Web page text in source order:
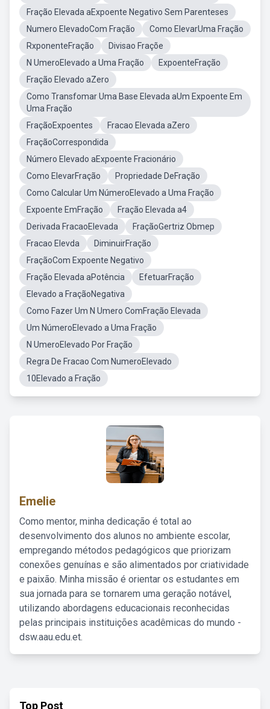
Fração Elevada aExpoente Negativo Sem Parenteses
Numero ElevadoCom Fração
Como ElevarUma Fração
RxponenteFração
Divisao Fraçõe
N UmeroElevado a Uma Fração
ExpoenteFração
Fração Elevado aZero
Como Transfomar Uma Base Elevada aUm Expoente Em
Uma Fração
FraçãoExpoentes
Fracao Elevada aZero
FraçãoCorrespondida
Número Elevado aExpoente Fracionário
Como ElevarFração
Propriedade DeFração
Como Calcular Um NúmeroElevado a Uma Fração
Expoente EmFração
Fração Elevada a4
Derivada FracaoElevada
FraçãoGertriz Obmep
Fracao Elevda
DiminuirFração
FraçãoCom Expoente Negativo
Fração Elevada aPotência
EfetuarFração
Elevado a FraçãoNegativa
Como Fazer Um N Umero ComFração Elevada
Um NúmeroElevado a Uma Fração
N UmeroElevado Por Fração
Regra De Fracao Com NumeroElevado
10Elevado a Fração
Emelie
Como mentor, minha dedicação é total ao
desenvolvimento dos alunos no ambiente escolar,
empregando métodos pedagógicos que priorizam
conexões genuínas e são alimentados por criatividade
e paixão. Minha missão é orientar os estudantes em
sua jornada para se tornarem uma geração notável,
utilizando abordagens educacionais reconhecidas
pelas principais instituições acadêmicas do mundo -
dsw.aau.edu.et.
Top Post